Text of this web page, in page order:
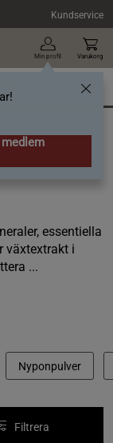
Kundservice
Min profil Varukorg
essentiella
växtextrakt i
...
Nyponpulver
Filtrera